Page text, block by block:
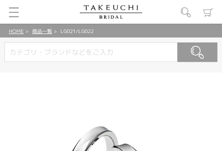
HOME 商品一覧 LG021/LG022